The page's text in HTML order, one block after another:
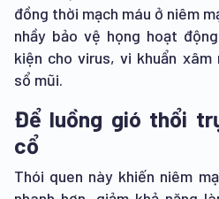
đồng thời mạch máu ở niêm
nhầy bảo vệ họng hoạt
kiện cho virus, vi khuẩn xâm
sổ mũi.
Để luồng gió thổi
cổ
Thói quen này khiến niêm